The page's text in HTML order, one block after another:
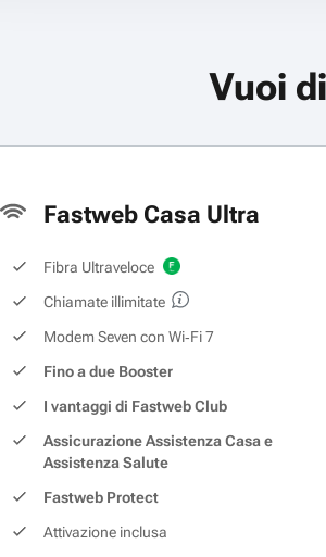
Vuoi
Fastweb Casa Ultra
Fibra Ultraveloce
Chiamate illimitate
Modem Seven con Wi‑Fi 7
Fino a due Booster
I vantaggi di Fastweb Club
Assicurazione Assistenza Casa e
Assistenza Salute
Fastweb Protect
Attivazione inclusa